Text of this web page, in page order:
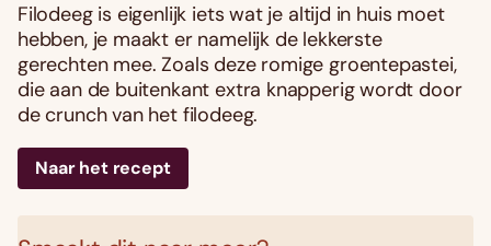
Filodeeg is eigenlijk iets wat je altijd in huis moet
hebben, je maakt er namelijk de lekkerste
gerechten mee. Zoals deze romige groentepastei,
die aan de buitenkant extra knapperig wordt door
de crunch van het filodeeg.
Naar het recept